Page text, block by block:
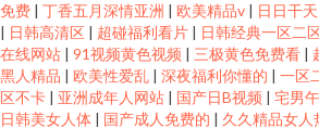
免费 | 丁香五月深情亚洲 | 欧美精品v | 日日干
| 日韩高清区 | 超碰福利看片 | 日韩经典一区二
在线网站 | 91视频黄色视频 | 三极黄色免费看 |
黑人精品 | 欧美性爱乱 | 深夜福利你懂的 | 一区
区不卡 | 亚洲成年人网站 | 国产日B视频 | 宅男
日韩美女人体 | 国产成人免费的 | 久久精品女人